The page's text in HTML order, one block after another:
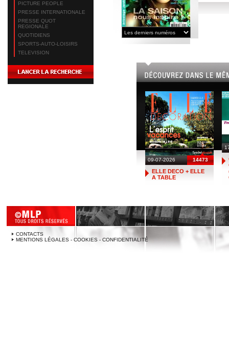
PICTURE PEOPLE
PRESSE INTERNATIONALE
PRESSE QUOT
REGIONALE
QUOTIDIENS
SPORTS-AUTO-LOISIRS
TELEVISION
09-07-2026 14473
ELLE DECO + ELLE
A TABLE
CONTACTS
MENTIONS LÉGALES - COOKIES - CONFIDENTIALITÉ